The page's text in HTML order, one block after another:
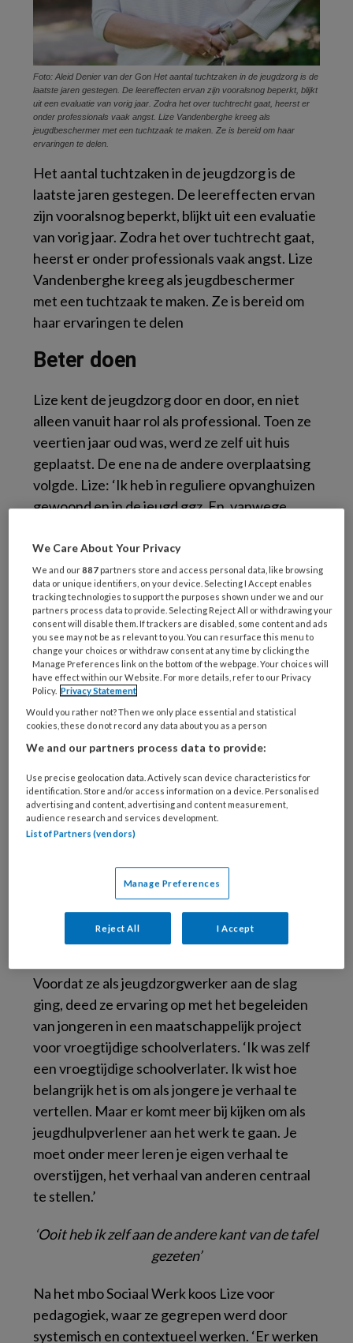
Foto: Aleid Denier van der Gon Het aantal tuchtzaken in de jeugdzorg is de
laatste jaren gestegen. De leereffecten ervan zijn vooralsnog beperkt, blijkt
uit een evaluatie van vorig jaar. Zodra het over tuchtrecht gaat, heerst er
onder professionals vaak angst. Lize Vandenberghe kreeg als
jeugdbeschermer met een tuchtzaak te maken. Ze is bereid om haar
ervaringen te delen.
Het aantal tuchtzaken in de jeugdzorg is de
laatste jaren gestegen. De leereffecten ervan
zijn vooralsnog beperkt, blijkt uit een evaluatie
van vorig jaar. Zodra het over tuchtrecht gaat,
heerst er onder professionals vaak angst. Lize
Vandenberghe kreeg als jeugdbeschermer
met een tuchtzaak te maken. Ze is bereid om
haar ervaringen te delen
Beter doen
Lize kent de jeugdzorg door en door, en niet
alleen vanuit haar rol als professional. Toen ze
veertien jaar oud was, werd ze zelf uit huis
geplaatst. De ene na de andere overplaatsing
volgde. Lize: ‘Ik heb in reguliere opvanghuizen
gewoond en in de jeugd ggz. En, vanwege
thuislozen; crisisplekken waar ook
volwassenen zaten.’ Haar dossier is
meegenomen in het onderzoek van Commissie
De Winter naar misstanden in de jeugdzorg.
Een aanzienlijk percentage van de kinderen die
in jeugdzorginstellingen of pleeggezinnen
verbleven was onvoldoende beschermd tegen
verschillende vormen van geweld, was de
belangrijkste conclusie. Ze voelde zich door de
commissie erkend. Haar persoonlijke
jeugdzorg aan de slag te gaan. ‘Sterker nog:
toen ik van de ene naar de andere opvang ging,
hield die gedachte mij op de been. Ik dacht: nu
Dan ga ik het anders, beter doen.’
Je eigen verhaal
overstijgen
Voordat ze als jeugdzorgwerker aan de slag
ging, deed ze ervaring op met het begeleiden
van jongeren in een maatschappelijk project
voor vroegtijdige schoolverlaters. ‘Ik was zelf
een vroegtijdige schoolverlater. Ik wist hoe
belangrijk het is om als jongere je verhaal te
vertellen. Maar er komt meer bij kijken om als
jeugdhulpverlener aan het werk te gaan. Je
moet onder meer leren je eigen verhaal te
overstijgen, het verhaal van anderen centraal
te stellen.’
‘Ooit heb ik zelf aan de andere kant van de tafel
gezeten’
Na het mbo Sociaal Werk koos Lize voor
pedagogiek, waar ze gegrepen werd door
systemisch en contextueel werken. ‘Er werken
We Care About Your Privacy
We and our887 partners store and access personal data, like browsing
data or unique identifiers, on your device. Selecting I Accept enables
tracking technologies to support the purposes shown under we and our
partners process data to provide. Selecting Reject All or withdrawing your
consent will disable them. If trackers are disabled, some content and ads
you see may not be as relevant to you. You can resurface this menu to
change your choices or withdraw consent at any time by clicking the
Manage Preferences link on the bottom of the webpage. Your choices will
have effect within our Website. For more details, refer to our Privacy
Policy. Privacy Statement
Would you rather not? Then we only place essential and statistical
cookies, these do not record any data about you as a person
We and our partners process data to provide:
Use precise geolocation data. Actively scan device characteristics for
identification. Store and/or access information on a device. Personalised
advertising and content, advertising and content measurement,
audience research and services development.
List of Partners (vendors)
Manage Preferences
Reject All I Accept